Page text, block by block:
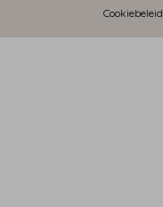
Cookiebeleid